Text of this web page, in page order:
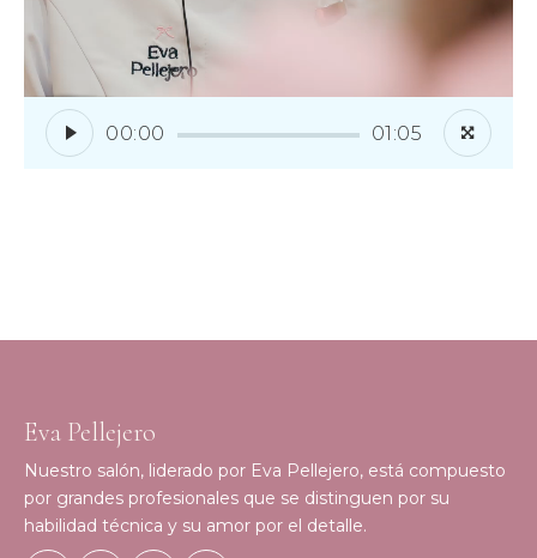
00:00 01:05
Eva Pellejero
Nuestro salón, liderado por Eva Pellejero, está compuesto
por grandes profesionales que se distinguen por su
habilidad técnica y su amor por el detalle.